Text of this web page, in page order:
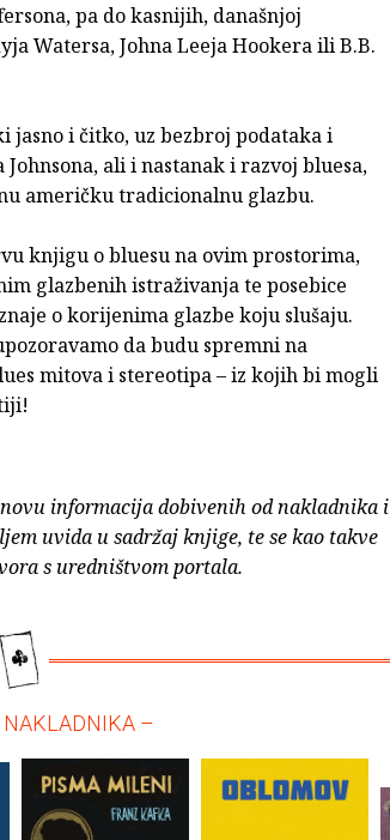
pa do kasnijih, današnjoj
Watersa, Johna Leeja Hookera ili B.B.
i čitko, uz bezbroj podataka i
ali i nastanak i razvoj bluesa,
američku tradicionalnu glazbu.
knjigu o bluesu na ovim prostorima,
glazbenih istraživanja te posebice
o korijenima glazbe koju slušaju.
da budu spremni na
mitova i stereotipa – iz kojih bi mogli
informacija dobivenih od nakladnika i
uvida u sadržaj knjige, te se kao takve
s uredništvom portala.
NAKLADNIKA –